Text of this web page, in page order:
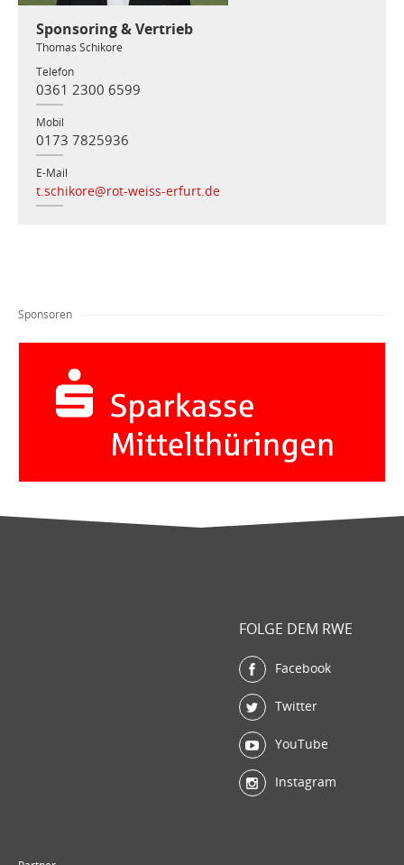
Sponsoring & Vertrieb
Thomas Schikore
Telefon
0361 2300 6599
Mobil
0173 7825936
E-Mail
t.schikore@rot-weiss-erfurt.de
Sponsoren
FOLGE DEM RWE
Facebook
Twitter
YouTube
Instagram